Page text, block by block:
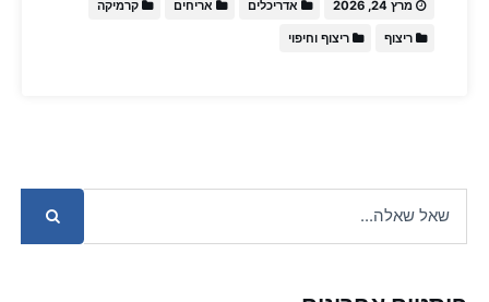
מרץ 24, 2026 אדריכלים אריחים קרמיקה
ריצוף ריצוף וחיפוי